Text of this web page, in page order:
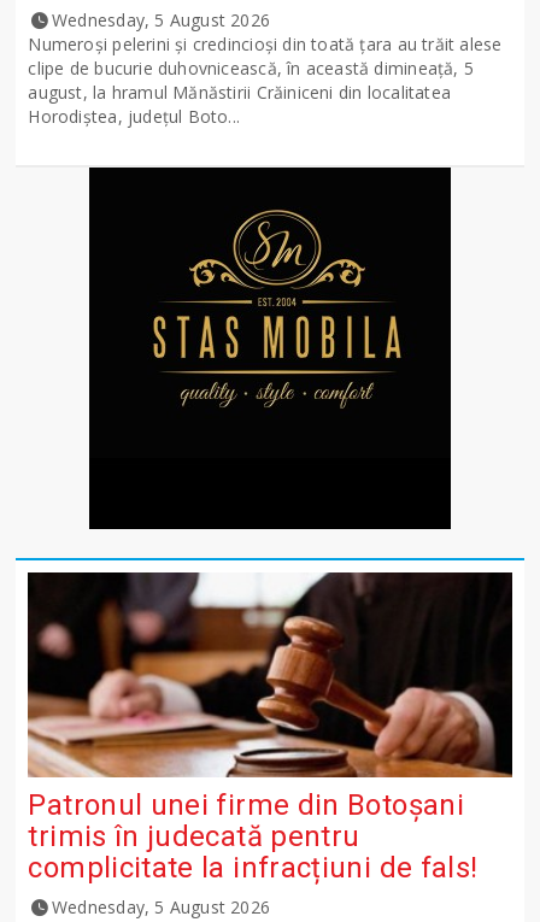
Wednesday, 5 August 2026
Numeroși pelerini și credincioși din toată țara au trăit alese
clipe de bucurie duhovnicească, în această dimineață, 5
august, la hramul Mănăstirii Crăiniceni din localitatea
Horodiștea, județul Boto...
Patronul unei firme din Botoșani
trimis în judecată pentru
complicitate la infracțiuni de fals!
Wednesday, 5 August 2026